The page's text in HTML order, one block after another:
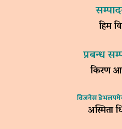
हिम
प्रबन्ध
किरण
विजनेस
अस्मिता